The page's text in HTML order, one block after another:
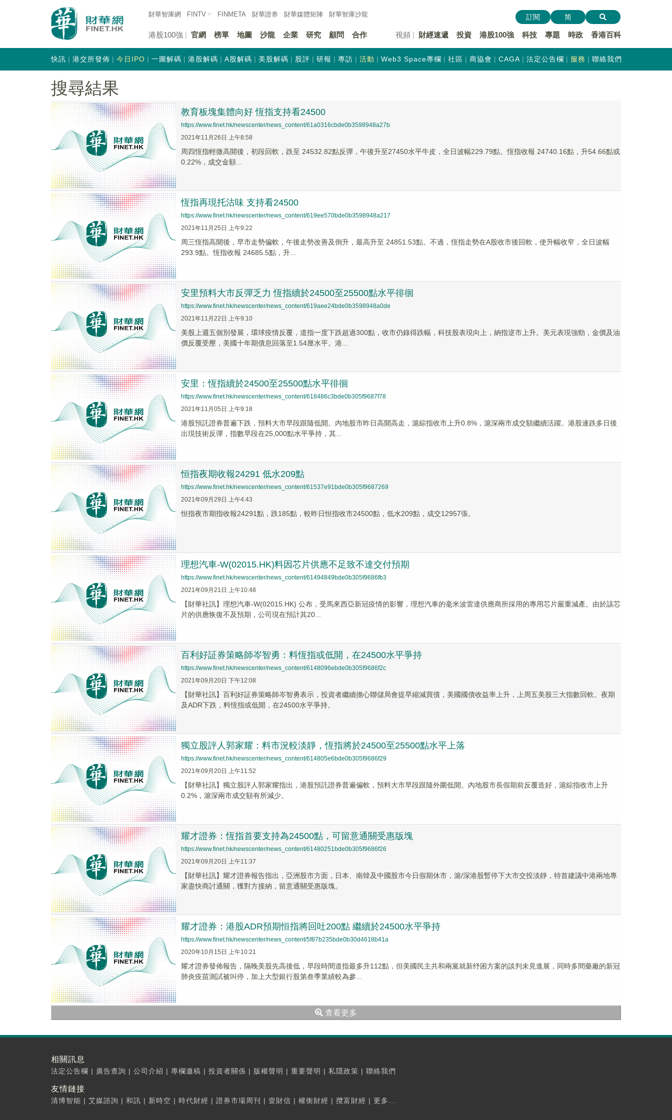
財華智庫網 FINTV FINMETA 財華證券 財華媒體矩陣 財華智庫沙龍
港股100強 官網 榜單 地圖 沙龍 企業 研究 顧問 合作 視頻 財經速遞 投資 港股100強 科技 專題 時政 香港百科
訂閱 简
快訊 港交所發佈 今日IPO 一圖解碼 港股解碼 A股解碼 美股解碼 股評 研報 專訪 活動 Web3 Space專欄 社區 商協會 CAGA 法定公告欄 服務 聯絡我們
搜尋結果
教育板塊集體向好 恆指支持看24500
https://www.finet.hk/newscenter/news_content/61a0316cbde0b3598948a27b
2021年11月26日 上午8:58
周四恆指輕微高開後，初段回軟，跌至 24532.82點反彈，午後升至27450水平牛皮，全日波幅229.79點。恆指收報 24740.16點，升54.66點或
0.22%，成交金額...
恆指再現托沽味 支持看24500
https://www.finet.hk/newscenter/news_content/619ee570bde0b3598948a217
2021年11月25日 上午9:22
周三恆指高開後，早市走勢偏軟，午後走勢改善及倒升，最高升至 24851.53點。不過，恆指走勢在A股收市後回軟，使升幅收窄，全日波幅
293.9點。恆指收報 24685.5點，升...
安里預料大市反彈乏力 恆指續於24500至25500點水平徘徊
https://www.finet.hk/newscenter/news_content/619aee24bde0b3598948a0de
2021年11月22日 上午9:10
美股上週五個別發展，環球疫情反覆，道指一度下跌超過300點，收市仍錄得跌幅，科技股表現向上，納指逆市上升。美元表現強勁，金價及油
價反覆受壓，美國十年期債息回落至1.54厘水平。港...
安里：恆指續於24500至25500點水平徘徊
https://www.finet.hk/newscenter/news_content/618486c3bde0b305f9687f78
2021年11月05日 上午9:18
港股預託證券普遍下跌，預料大市早段跟隨低開。內地股市昨日高開高走，滬綜指收市上升0.8%，滬深兩市成交額繼續活躍。港股連跌多日後
出現技術反彈，指數早段在25,000點水平爭持，其...
恒指夜期收報24291 低水209點
https://www.finet.hk/newscenter/news_content/61537e91bde0b305f9687269
2021年09月29日 上午4:43
恒指夜市期指收報24291點，跌185點，較昨日恒指收市24500點，低水209點，成交12957張。
理想汽車-W(02015.HK)料因芯片供應不足致不達交付預期
https://www.finet.hk/newscenter/news_content/61494849bde0b305f9686fb3
2021年09月21日 上午10:48
【財華社訊】理想汽車-W(02015.HK) 公布，受馬來西亞新冠疫情的影響，理想汽車的毫米波雷達供應商所採用的專用芯片嚴重減產。由於該芯
片的供應恢復不及預期，公司現在預計其20...
百利好証券策略師岑智勇：料恆指或低開，在24500水平爭持
https://www.finet.hk/newscenter/news_content/6148096ebde0b305f9686f2c
2021年09月20日 下午12:08
【財華社訊】百利好証券策略師岑智勇表示，投資者繼續擔心聯儲局會提早縮減買債，美國國債收益率上升，上周五美股三大指數回軟。夜期
及ADR下跌，料恆指或低開，在24500水平爭持。
獨立股評人郭家耀：料市況較淡靜，恆指將於24500至25500點水平上落
https://www.finet.hk/newscenter/news_content/614805e6bde0b305f9686f29
2021年09月20日 上午11:52
【財華社訊】獨立股評人郭家耀指出，港股預託證券普遍偏軟，預料大市早段跟隨外圍低開。內地股市長假期前反覆造好，滬綜指收市上升
0.2%，滬深兩市成交額有所減少。
耀才證券：恆指首要支持為24500點，可留意通關受惠版塊
https://www.finet.hk/newscenter/news_content/61480251bde0b305f9686f26
2021年09月20日 上午11:37
【財華社訊】耀才證券報告指出，亞洲股市方面，日本、南韓及中國股市今日假期休市，滬/深港股暫停下大市交投淡靜，特首建議中港兩地專
家盡快商討通關，獲對方接納，留意通關受惠版塊。
耀才證券：港股ADR預期恒指將回吐200點 繼續於24500水平爭持
https://www.finet.hk/newscenter/news_content/5f87b235bde0b30d4618b41a
2020年10月15日 上午10:21
耀才證券發佈報告，隔晚美股先高後低，早段時間道指最多升112點，但美國民主共和兩黨就新纾困方案的談判未見進展，同時多間藥廠的新冠
肺炎疫苗測試被叫停，加上大型銀行股第叁季業績較為參...
查看更多
相關訊息
法定公告欄 | 廣告查詢 | 公司介紹 | 專欄邀稿 | 投資者關係 | 版權聲明 | 重要聲明 | 私隱政策 | 聯絡我們
友情鏈接
清博智能 | 艾媒諮詢 | 和訊 | 新時空 | 時代財經 | 證券市場周刊 | 壹財信 | 權衡財經 | 攬富財經 | 更多...